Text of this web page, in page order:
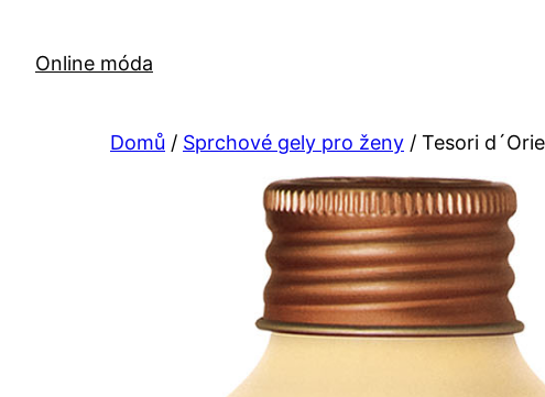
obsah
Online móda
Domů / Sprchové gely pro ženy / Tesori